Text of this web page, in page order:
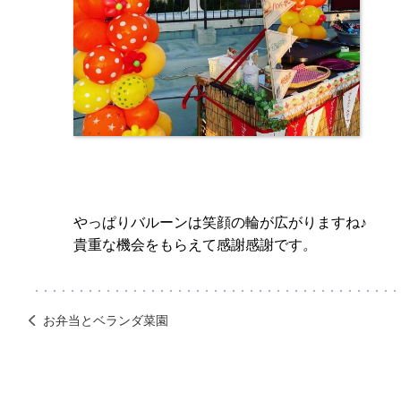
やっぱりバルーンは笑顔の輪が広がりますね♪
貴重な機会をもらえて感謝感謝です。
お弁当とベランダ菜園